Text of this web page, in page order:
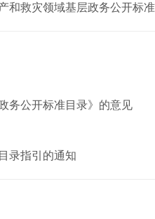
和救灾领域基层政务公开标
务公开标准目录》的意见
录指引的通知